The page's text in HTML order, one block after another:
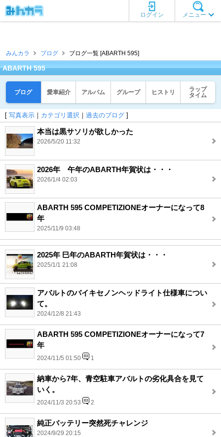
メニュー
ログイン
みんカラ ブログ ブログ一覧 [ABARTH 595]
ABARTH 595
ブログ 愛車紹介 アルバム グループ ヒストリ
ラップ
タイム
[ 写真表示 ｜ カテゴリ選択 ｜ 過去のブログ ]
本当は黒サソリが欲しかった
2026/5/20 11:32
2026年 午年のABARTH年賀状は・・・
2026/1/4 02:03
ABARTH 595 COMPETIZIONEオーナーになって8
年
2025/11/9 03:48
2025年 巳年のABARTH年賀状は・・・
2025/1/1 21:08
アバルトのバイキセノンヘッドライト仕様車につい
て。
2024/12/8 21:43
ABARTH 595 COMPETIZIONEオーナーになって7
年
2024/11/5 01:50 1
納車から7年、青空駐車アバルトの劣化具合を見て
いく。
2024/11/3 20:53 2
純正バッテリー突然死チャレンジ
2024/9/29 20:15